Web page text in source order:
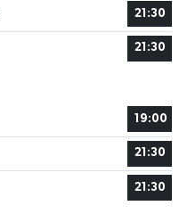
21:30
21:30
19:00
21:30
21:30